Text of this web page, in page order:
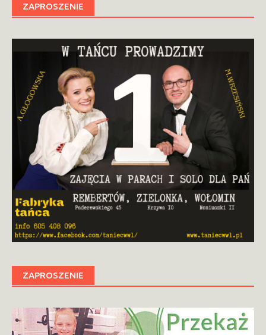
ZAPROSZENIE
ZAPROSZENIE